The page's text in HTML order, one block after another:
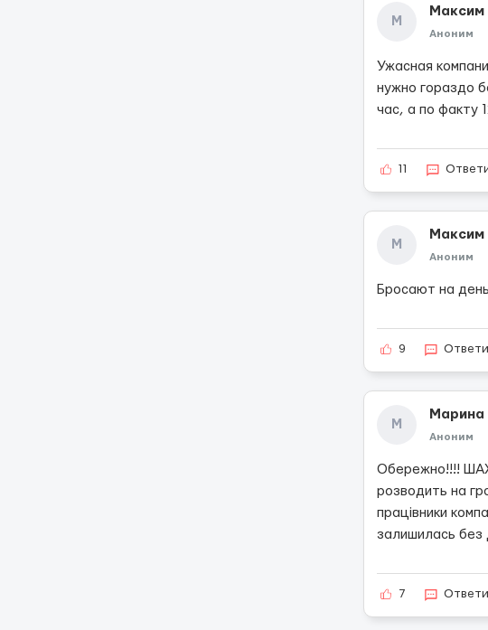
М
Максим
Аноним
Ужасная
нужно гораздо
час, а по факту
11
М
Максим
Аноним
Бросают на
9
М
Марина
Аноним
Обережно!!!!
розводить на
працівники
залишилась без
7